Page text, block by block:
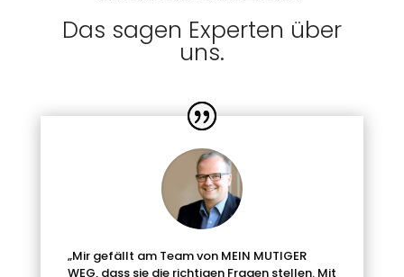
Das sagen Experten über
uns.
„Mir gefällt am Team von MEIN MUTIGER
WEG, dass sie die richtigen Fragen stellen. Mit